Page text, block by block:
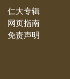
仁大专辑
网页指南
免责声明